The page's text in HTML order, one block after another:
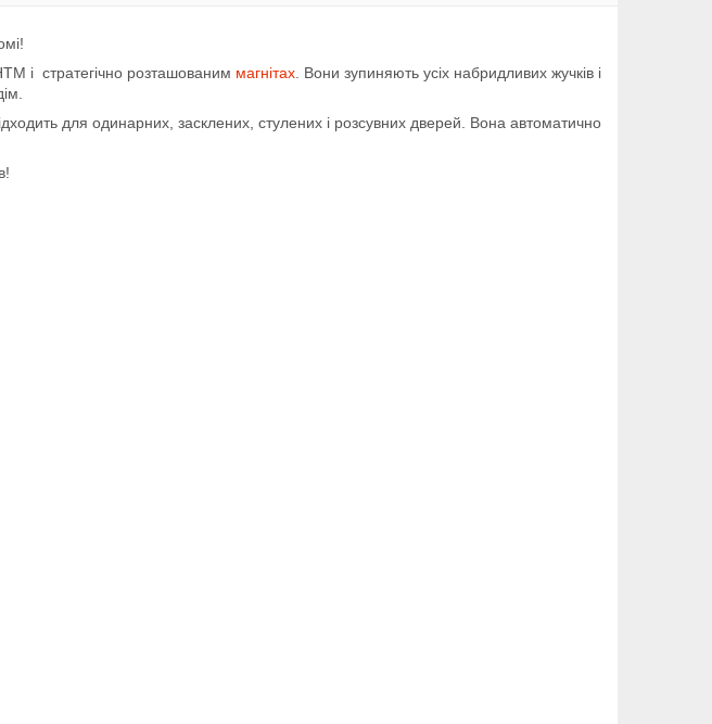
і стратегічно розташованим магнітах. Вони зупиняють усіх набридливих жучків і
для одинарних, засклених, стулених і розсувних дверей. Вона автоматично